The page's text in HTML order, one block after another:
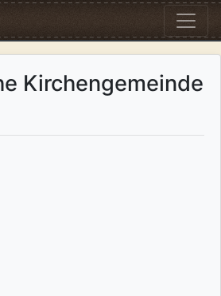
Kirchengemeinde